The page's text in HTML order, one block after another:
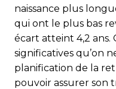
naissance plus
qui ont le plus bas
écart atteint 4,2 ans.
significatives qu’on
planification de la
pouvoir assurer son